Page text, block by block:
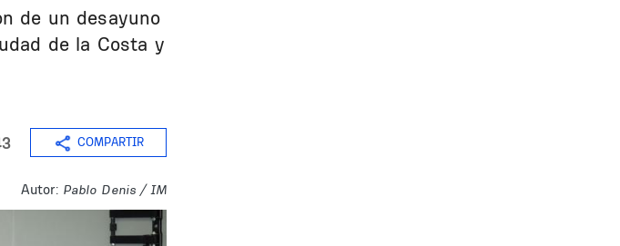
de un desayuno
de la Costa y
COMPARTIR
Autor: Pablo Denis / IM